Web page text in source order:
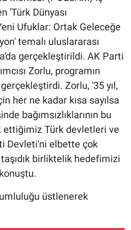
'Türk Dünyası
Ufuklar: Ortak Geleceğe
temalı uluslararası
gerçekleştirildi. AK Parti
Zorlu, programın
gerçekleştirdi. Zorlu, '35 yıl,
her ne kadar kısa sayılsa
bağımsızlıklarının bu
ettiğimiz Türk devletleri ve
Devleti'ni elbette çok
birliktelik hedefimizi
üstlenerek